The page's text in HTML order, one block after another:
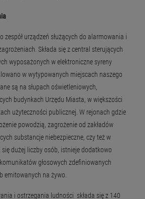
zespół urządzeń służących do alarmowania i
Składa się z central sterujących
wyposażonych w elektroniczne syreny
w wytypowanych miejscach naszego
są na słupach oświetleniowych,
budynkach Urzędu Miasta, w większości
użyteczności publicznej. W rejonach gdzie
powodzią, zagrożenie od zakładów
substancje niebezpieczne, czy też w
dużej liczby osób, istnieje dodatkowo
głosowych zdefiniowanych
emitowanych na żywo.
i ostrzegania ludności składa się z 140